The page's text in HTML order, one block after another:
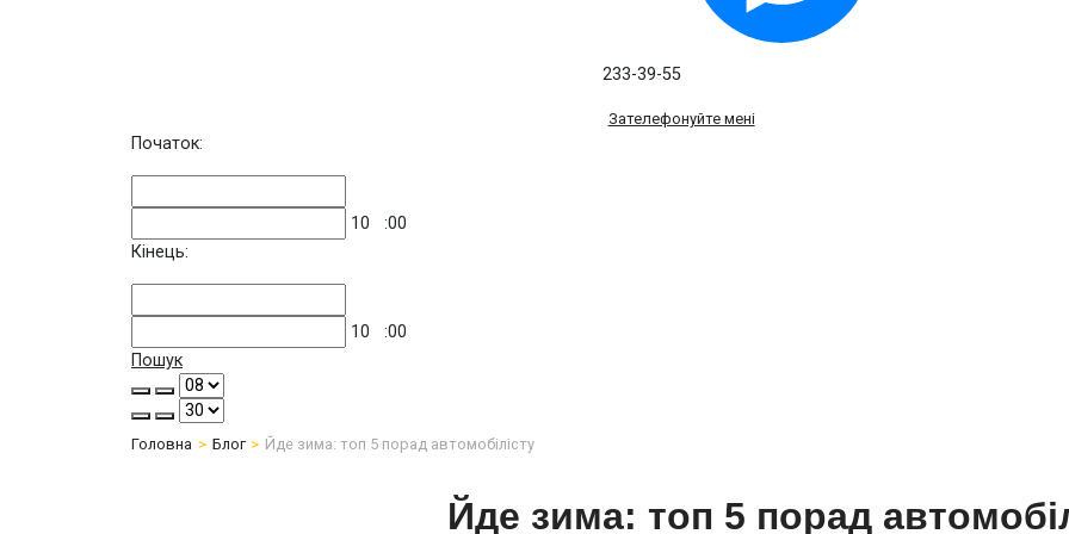
233-39-55
Зателефонуйте мені
Початок:
10
:00
Кінець:
10
:00
Пошук
Головна Блог Йде зима: топ 5 порад автомобілісту
Йде зима: топ 5 порад